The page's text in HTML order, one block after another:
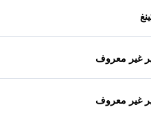
غير معروف
غير معروف